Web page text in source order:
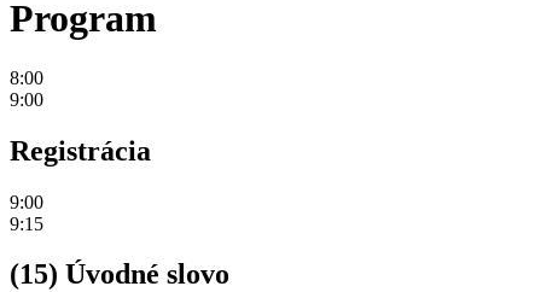
Program
8:00
9:00
Registrácia
9:00
9:15
(15) Úvodné slovo